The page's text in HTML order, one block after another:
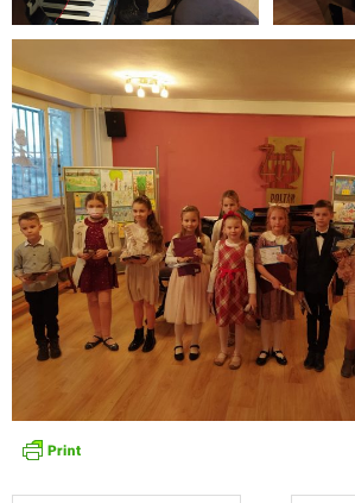
- Súťaže
- Výstavy VO
- Videá
- Absolventské tablá
Faktúry, zmluvy, objednávky
- Zmluvy
- - ZMLUVY 2025
- - ZMLUVY 2024